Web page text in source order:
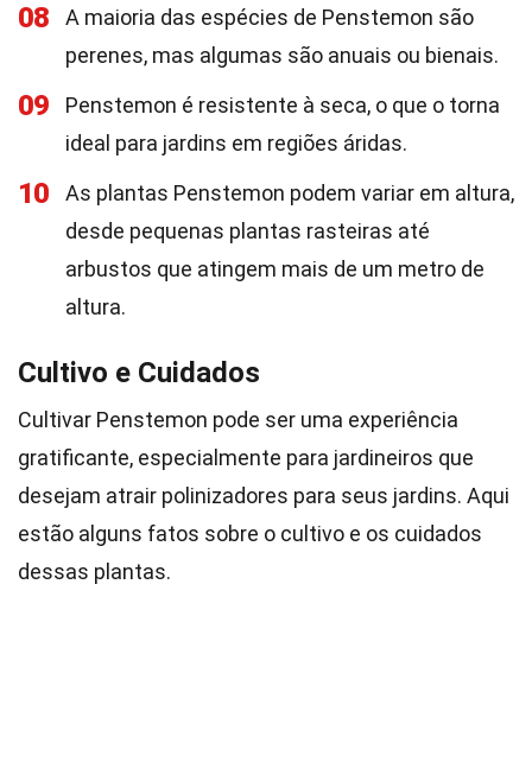
08
A maioria das espécies de Penstemon são
perenes, mas algumas são anuais ou bienais.
09
Penstemon é resistente à seca, o que o torna
ideal para jardins em regiões áridas.
10
As plantas Penstemon podem variar em altura,
desde pequenas plantas rasteiras até
arbustos que atingem mais de um metro de
altura.
Cultivo e Cuidados
Cultivar Penstemon pode ser uma experiência
gratificante, especialmente para jardineiros que
desejam atrair polinizadores para seus jardins. Aqui
estão alguns fatos sobre o cultivo e os cuidados
dessas plantas.